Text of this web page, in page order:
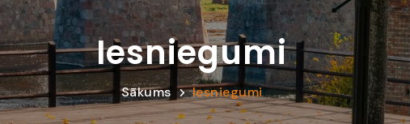
Iesniegumi
Sākums Iesniegumi